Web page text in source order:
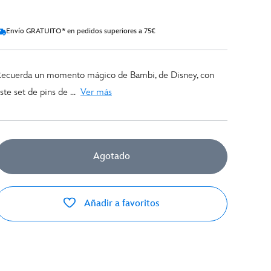
Envío GRATUITO* en pedidos superiores a 75€
un momento mágico de Bambi, de Disney, con
set de pins de ... Ver más
Agotado
Añadir a favoritos